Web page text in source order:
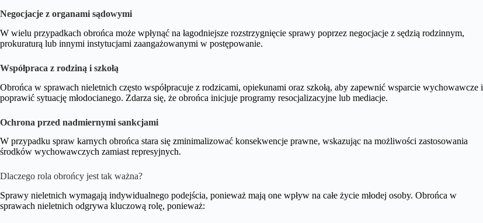
Negocjacje z organami sądowymi
W wielu przypadkach obrońca może wpłynąć na łagodniejsze rozstrzygnięcie sprawy poprzez negocjacje z sędzią rodzinnym,
prokuraturą lub innymi instytucjami zaangażowanymi w postępowanie.
Współpraca z rodziną i szkołą
Obrońca w sprawach nieletnich często współpracuje z rodzicami, opiekunami oraz szkołą, aby zapewnić wsparcie wychowawcze i
poprawić sytuację młodocianego. Zdarza się, że obrońca inicjuje programy resocjalizacyjne lub mediacje.
Ochrona przed nadmiernymi sankcjami
W przypadku spraw karnych obrońca stara się zminimalizować konsekwencje prawne, wskazując na możliwości zastosowania
środków wychowawczych zamiast represyjnych.
Dlaczego rola obrońcy jest tak ważna?
Sprawy nieletnich wymagają indywidualnego podejścia, ponieważ mają one wpływ na całe życie młodej osoby. Obrońca w
sprawach nieletnich odgrywa kluczową rolę, ponieważ: